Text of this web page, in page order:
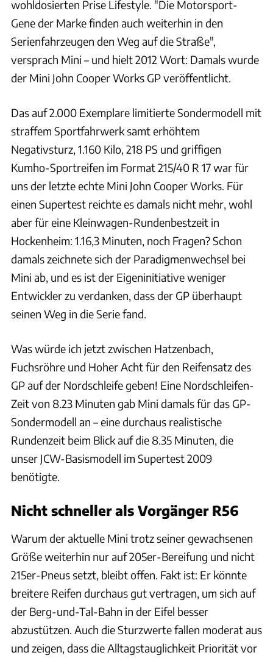
wohldosierten Prise Lifestyle. "Die Motorsport-
Gene der Marke finden auch weiterhin in den
Serienfahrzeugen den Weg auf die Straße",
versprach Mini – und hielt 2012 Wort: Damals wurde
der Mini John Cooper Works GP veröffentlicht.
Das auf 2.000 Exemplare limitierte Sondermodell mit
straffem Sportfahrwerk samt erhöhtem
Negativsturz, 1.160 Kilo, 218 PS und griffigen
Kumho-Sportreifen im Format 215/40 R 17 war für
uns der letzte echte Mini John Cooper Works. Für
einen Supertest reichte es damals nicht mehr, wohl
aber für eine Kleinwagen-Rundenbestzeit in
Hockenheim: 1.16,3 Minuten, noch Fragen? Schon
damals zeichnete sich der Paradigmenwechsel bei
Mini ab, und es ist der Eigeninitiative weniger
Entwickler zu verdanken, dass der GP überhaupt
seinen Weg in die Serie fand.
Was würde ich jetzt zwischen Hatzenbach,
Fuchsröhre und Hoher Acht für den Reifensatz des
GP auf der Nordschleife geben! Eine Nordschleifen-
Zeit von 8.23 Minuten gab Mini damals für das GP-
Sondermodell an – eine durchaus realistische
Rundenzeit beim Blick auf die 8.35 Minuten, die
unser JCW-Basismodell im Supertest 2009
benötigte.
Nicht schneller als Vorgänger R56
Warum der aktuelle Mini trotz seiner gewachsenen
Größe weiterhin nur auf 205er-Bereifung und nicht
215er-Pneus setzt, bleibt offen. Fakt ist: Er könnte
breitere Reifen durchaus gut vertragen, um sich auf
der Berg-und-Tal-Bahn in der Eifel besser
abzustützen. Auch die Sturzwerte fallen moderat aus
und zeigen, dass die Alltagstauglichkeit Priorität vor